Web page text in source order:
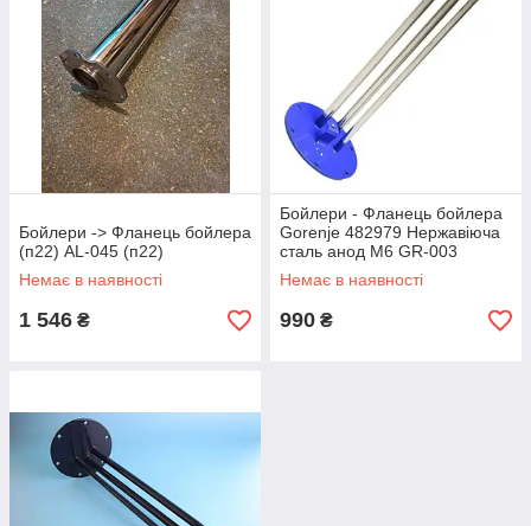
Бойлери -> Фланець бойлера
(п22) AL-045 (п22)
Немає в наявності
1 546 ₴
Бойлери - Фланець бойлера
Gorenje 482979 Нержавіюча
сталь анод М6 GR-003
Немає в наявності
990 ₴